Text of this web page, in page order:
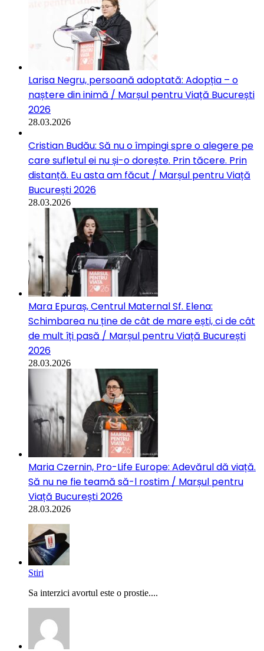
Larisa Negru, persoană adoptată: Adopția – o
naștere din inimă / Marșul pentru Viață București
2026
28.03.2026
Cristian Budău: Să nu o împingi spre o alegere pe
care sufletul ei nu și-o dorește. Prin tăcere. Prin
distanță. Eu asta am făcut / Marșul pentru Viață
București 2026
28.03.2026
Mara Epuraș, Centrul Maternal Sf. Elena:
Schimbarea nu ține de cât de mare ești, ci de cât
de mult îți pasă / Marșul pentru Viață București
2026
28.03.2026
Maria Czernin, Pro-Life Europe: Adevărul dă viață.
Să nu ne fie teamă să-l rostim / Marșul pentru
Viață București 2026
28.03.2026
Stiri
Sa interzici avortul este o prostie....